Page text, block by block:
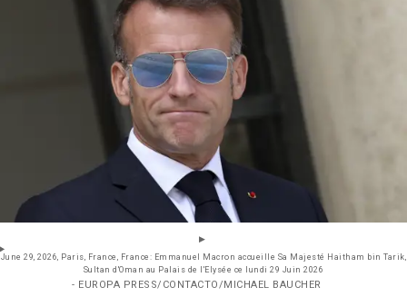
June 29, 2026, Paris, France, France: Emmanuel Macron accueille Sa Majesté Haitham bin Tarik,
Sultan d'Oman au Palais de l'Elysée ce lundi 29 Juin 2026
- EUROPA PRESS/CONTACTO/MICHAEL BAUCHER